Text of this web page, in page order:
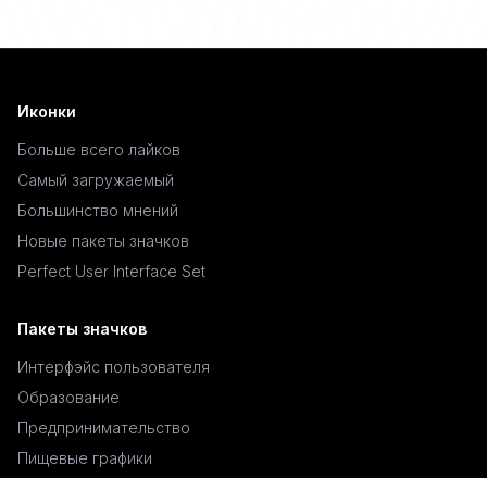
Иконки
Больше всего лайков
Самый загружаемый
Большинство мнений
Новые пакеты значков
Perfect User Interface Set
Пакеты значков
Интерфэйс пользователя
Образование
Предпринимательство
Пищевые графики